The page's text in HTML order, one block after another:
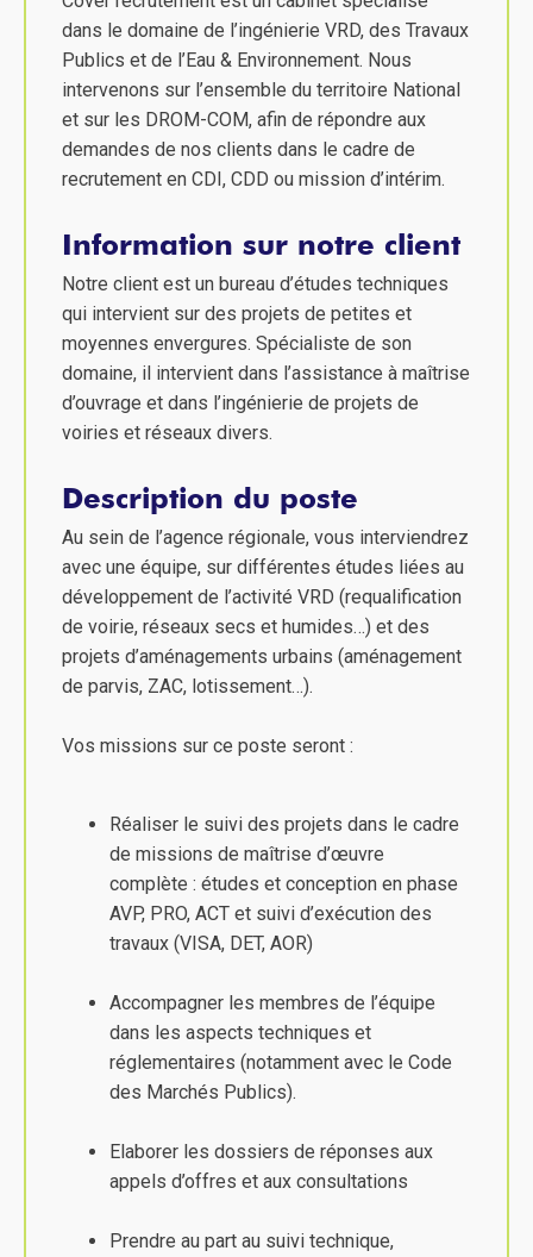
dans le domaine de l’ingénierie VRD, des Travaux
Publics et de l’Eau & Environnement. Nous
intervenons sur l’ensemble du territoire National
et sur les DROM-COM, afin de répondre aux
demandes de nos clients dans le cadre de
recrutement en CDI, CDD ou mission d’intérim.
Information sur notre client
Notre client est un bureau d’études techniques
qui intervient sur des projets de petites et
moyennes envergures. Spécialiste de son
domaine, il intervient dans l’assistance à maîtrise
d’ouvrage et dans l’ingénierie de projets de
voiries et réseaux divers.
Description du poste
Au sein de l’agence régionale, vous interviendrez
avec une équipe, sur différentes études liées au
développement de l’activité VRD (requalification
de voirie, réseaux secs et humides…) et des
projets d’aménagements urbains (aménagement
de parvis, ZAC, lotissement…).
Vos missions sur ce poste seront :
Réaliser le suivi des projets dans le cadre
de missions de maîtrise d’œuvre
complète : études et conception en phase
AVP, PRO, ACT et suivi d’exécution des
travaux (VISA, DET, AOR)
Accompagner les membres de l’équipe
dans les aspects techniques et
réglementaires (notamment avec le Code
des Marchés Publics).
Elaborer les dossiers de réponses aux
appels d’offres et aux consultations
Prendre au part au suivi technique,